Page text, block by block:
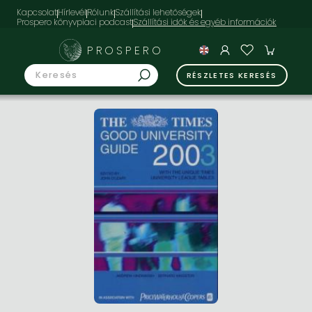
KapcsolatHírlevélRólunkSzállítási lehetőségek
Prospero könyvpiaci podcast
PROSPERO
RÉSZLETES KERESÉS